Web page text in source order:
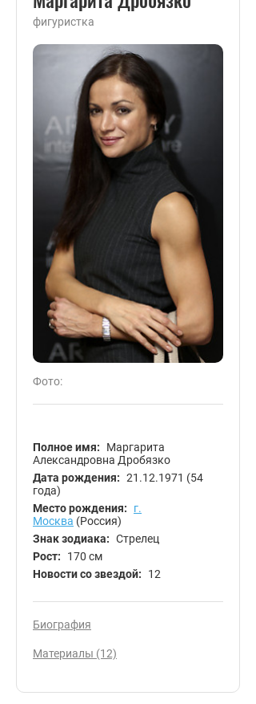
фигуристка
Фото:
Полное имя:
Маргарита
Александровна Дробязко
Дата рождения: 21.12.1971 (54
года)
Место рождения:
г.
Москва (Россия)
Знак зодиака: Стрелец
Рост:
170 см
Новости со звездой:
12
Биография
Материалы (12)